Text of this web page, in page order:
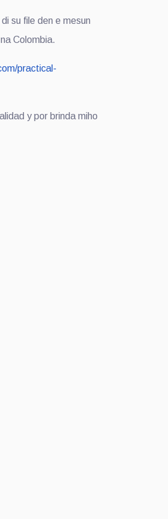
su file den e mesun
Colombia.
practical-
y por brinda miho